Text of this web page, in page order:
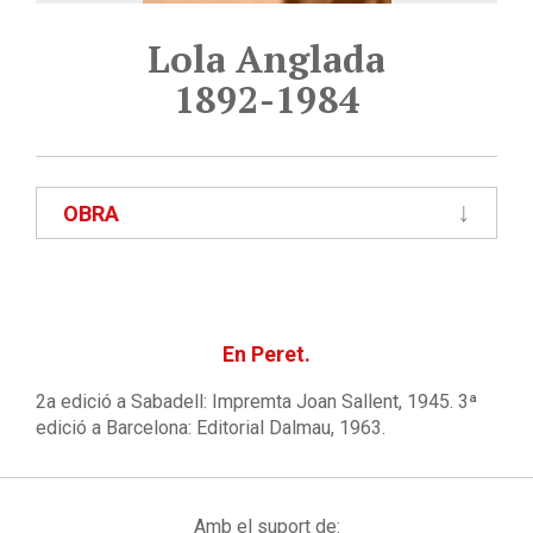
Lola Anglada
1892-1984
OBRA
En Peret.
2a edició a Sabadell: Impremta Joan Sallent, 1945. 3ª
edició a Barcelona: Editorial Dalmau, 1963.
Amb el suport de: